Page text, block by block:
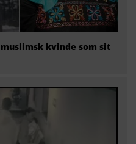
kvinde som sit